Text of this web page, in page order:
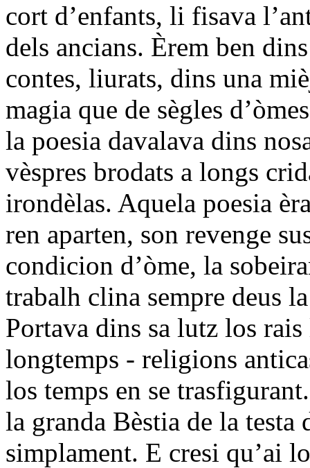
cort d’enfants, li fisava
dels ancians. Èrem ben
contes, liurats, dins una
magia que de sègles
la poesia davalava dins
vèspres brodats a longs
irondèlas. Aquela poesia
ren aparten, son revenge
condicion d’òme, la
trabalh clina sempre deus
Portava dins sa lutz los
longtemps - religions
los temps en se
la granda Bèstia de la testa
simplament. E cresi qu’ai